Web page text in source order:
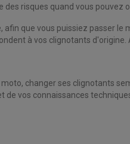
risques quand vous
que vous puissiez passer
à vos clignotants
changer ses clignotants
de vos connaissances